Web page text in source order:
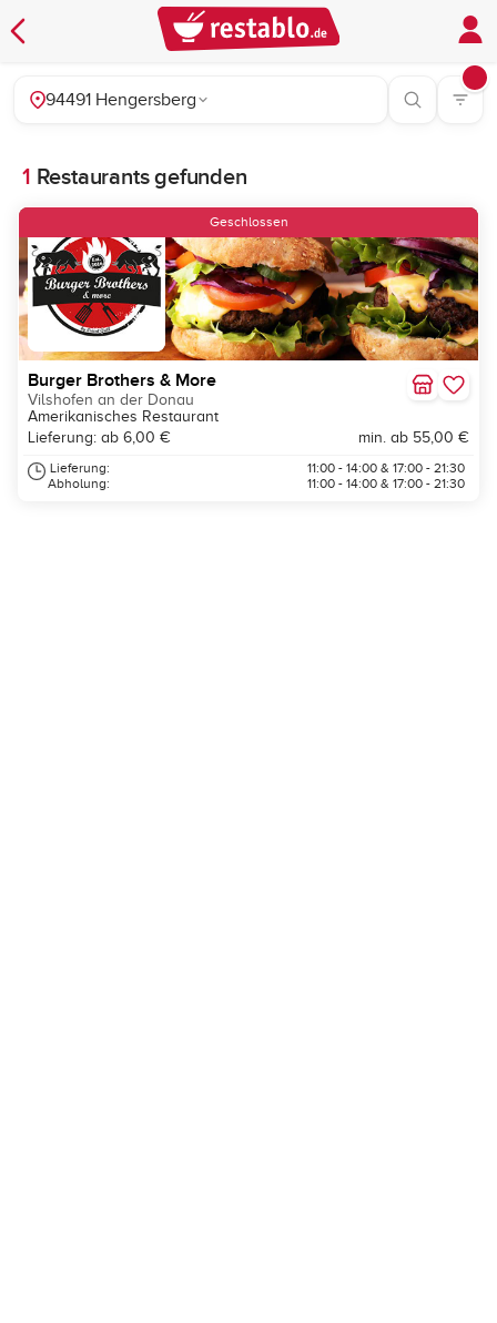
94491 Hengersberg
1 Restaurants gefunden
Geschlossen
Burger Brothers & More
Vilshofen an der Donau
Amerikanisches Restaurant
Lieferung: ab 6,00 €
min. ab 55,00 €
Lieferung:
Abholung:
11:00 - 14:00 & 17:00 - 21:30
11:00 - 14:00 & 17:00 - 21:30